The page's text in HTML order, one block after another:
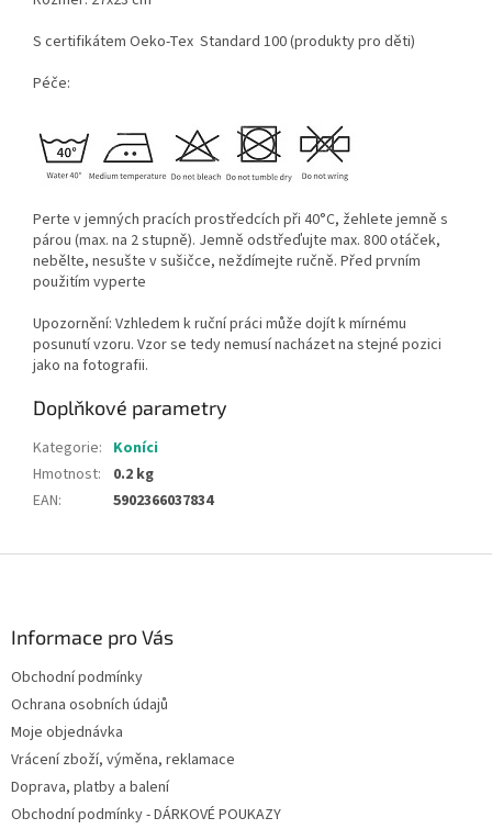
S certifikátem Oeko-Tex Standard 100 (produkty pro děti)
Péče:
Perte v jemných pracích prostředcích při 40°C, žehlete jemně s
párou (max. na 2 stupně). Jemně odstřeďujte max. 800 otáček,
nebělte, nesušte v sušičce, neždímejte ručně. Před prvním
použitím vyperte
Upozornění: Vzhledem k ruční práci může dojít k mírnému
posunutí vzoru. Vzor se tedy nemusí nacházet na stejné pozici
jako na fotografii.
Doplňkové parametry
Kategorie: Koníci
Hmotnost:
0.2 kg
EAN: 5902366037834
Informace pro Vás
Obchodní podmínky
Ochrana osobních údajů
Moje objednávka
Vrácení zboží, výměna, reklamace
Doprava, platby a balení
Obchodní podmínky - DÁRKOVÉ POUKAZY